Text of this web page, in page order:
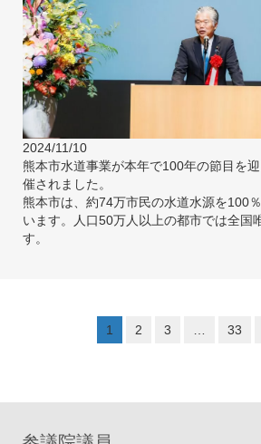
2024/11/10
熊本市水道事業が本年で100年の節目を
催されました。
熊本市は、約74万市民の水道水源を100
います。人口50万人以上の都市では全国
す。
1 2 3 33